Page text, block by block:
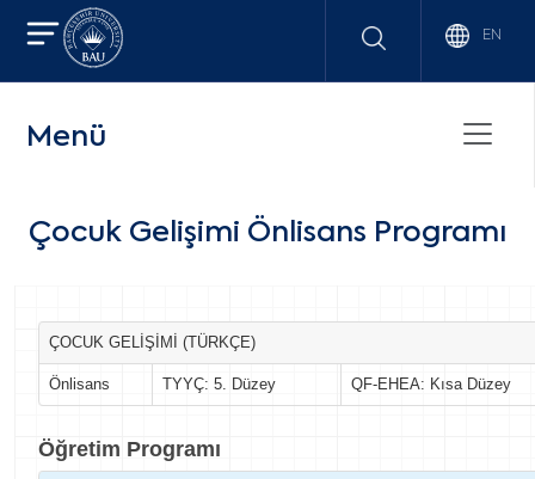
EN
Menü
Çocuk Gelişimi Önlisans Programı